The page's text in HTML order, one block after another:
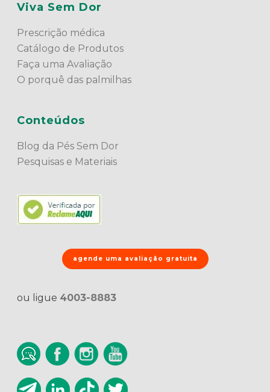
Viva Sem Dor
Prescrição médica
Catálogo de Produtos
Faça uma Avaliação
O porquê das palmilhas
Conteúdos
Blog da Pés Sem Dor
Pesquisas e Materiais
agende uma avaliação gratuita
ou ligue 4003-8883